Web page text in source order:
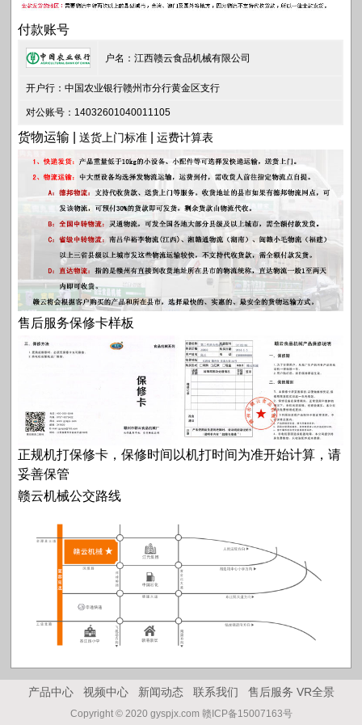
付款账号
户名：江西赣云食品机械有限公司
开户行：中国农业银行赣州市分行黄金区支行
对公账号：14032601040011105
货物运输 |送货上门标准 |运费计算表
售后服务保修卡样板
正规机打保修卡，保修时间以机打时间为准开始计算，请
妥善保管
赣云机械公交路线
产品中心 视频中心 新闻动态 联系我们 售后服务 VR全景
Copyright © 2020 gyspjx.com 赣ICP备15007163号